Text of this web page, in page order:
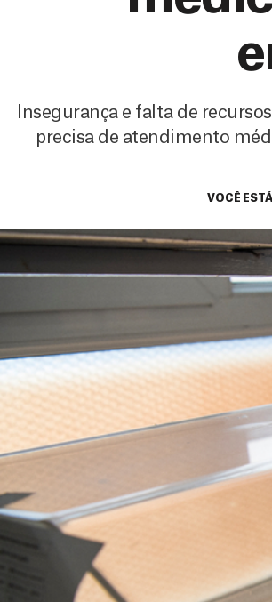
Insegurança e falta de
precisa de atendimento
VOCÊ